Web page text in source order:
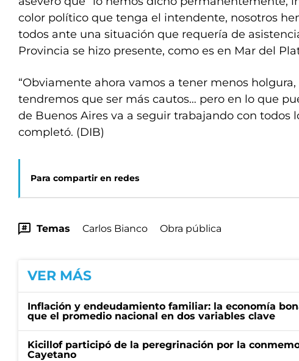
color político que tenga el intendente, nosotros
todos ante una situación que requería de
Provincia se hizo presente, como es en Mar del
“Obviamente ahora vamos a tener menos holgura,
tendremos que ser más cautos… pero en lo que
de Buenos Aires va a seguir trabajando con todos
completó. (DIB)
Para compartir en redes
Temas Carlos Bianco Obra pública
VER MÁS
Inflación y endeudamiento familiar: la economía
que el promedio nacional en dos variables clave
Kicillof participó de la peregrinación por la
Cayetano